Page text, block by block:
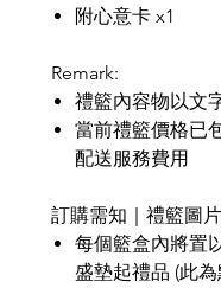
附心意卡 x1
Remark:
禮籃內容物以文
當前禮籃價格已
配送服務費用
訂購需知｜禮籃圖
每個籃盒內將置
盛墊起禮品 (此